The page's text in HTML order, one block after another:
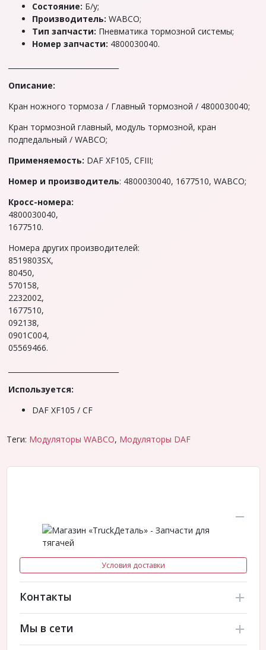
Состояние: Б/у;
Производитель: WABCO;
Тип запчасти: Пневматика тормозной системы;
Номер запчасти: 4800030040.
Описание:
Кран ножного тормоза / Главный тормозной / 4800030040;
Кран тормозной главный, модуль тормозной, кран
подпедальный / WABCO;
Применяемость: DAF XF105, CFIII;
Hoмep и производитель: 4800030040, 1677510, WABCO;
Кросс-номера:
4800030040,
1677510.
Hoмеpа дpугиx производителей:
8519803SХ,
80450,
570158,
2232002,
1677510,
092138,
0901C004,
05569466.
Используется:
DAF XF105 / CF
Теги: Модуляторы WABCO, Модуляторы DAF
Условия доставки
Контакты
Мы в сети